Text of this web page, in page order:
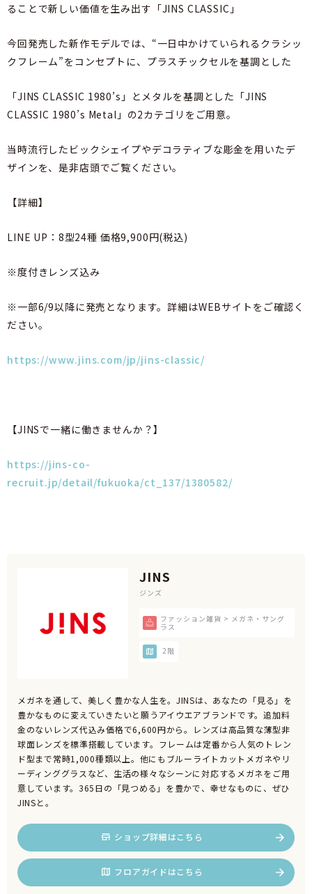
ることで新しい価値を生み出す「JINS CLASSIC」
今回発売した新作モデルでは、“一日中かけていられるクラシッ
クフレーム”をコンセプトに、プラスチックセルを基調とした
「JINS CLASSIC 1980’s」とメタルを基調とした「JINS
CLASSIC 1980’s Metal」の2カテゴリをご用意。
当時流行したビックシェイプやデコラティブな彫金を用いたデ
ザインを、是非店頭でご覧ください。
【詳細】
LINE UP：8型24種 価格9,900円(税込)
※度付きレンズ込み
※一部6/9以降に発売となります。詳細はWEBサイトをご確認く
ださい。
https://www.jins.com/jp/jins-classic/
【JINSで一緒に働きませんか？】
https://jins-co-
recruit.jp/detail/fukuoka/ct_137/1380582/
JINS
ジンズ
ファッション雑貨 > メガネ・サング
ラス
2階
メガネを通して、美しく豊かな人生を。JINSは、あなたの「見る」を
豊かなものに変えていきたいと願うアイウエアブランドです。追加料
金のないレンズ代込み価格で6,600円から。レンズは高品質な薄型非
球面レンズを標準搭載しています。フレームは定番から人気のトレン
ド型まで常時1,000種類以上。他にもブルーライトカットメガネやリ
ーディンググラスなど、生活の様々なシーンに対応するメガネをご用
意しています。365日の「見つめる」を豊かで、幸せなものに、ぜひ
JINSと。
ショップ詳細はこちら
フロアガイドはこちら